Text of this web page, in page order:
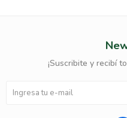
¡Suscribite y recibí